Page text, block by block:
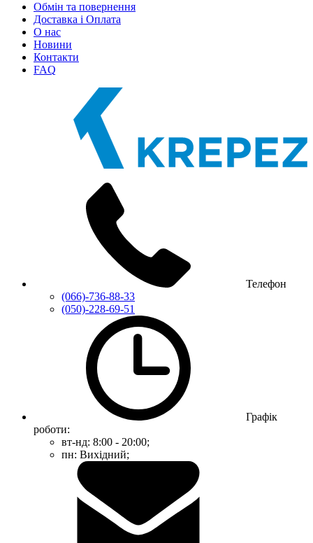
Обмін та повернення
Доставка і Оплата
О нас
Новини
Контакти
FAQ
Телефон
(066)-736-88-33
(050)-228-69-51
Графік
роботи:
вт-нд: 8:00 - 20:00;
пн: Вихідний;